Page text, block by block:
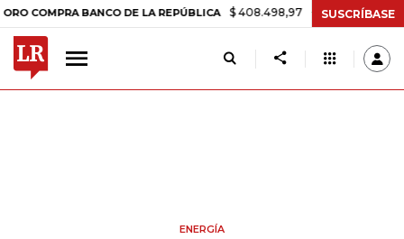
BANCO DE LA REPÚBLICA $ 408.498,97 +$ 8.753,81 +2,19%
SUSCRÍBASE
ENERGÍA